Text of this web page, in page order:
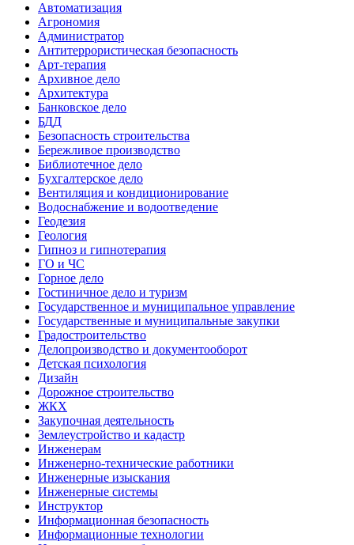
Автоматизация
Агрономия
Администратор
Антитеррористическая безопасность
Арт-терапия
Архивное дело
Архитектура
Банковское дело
БДД
Безопасность строительства
Бережливое производство
Библиотечное дело
Бухгалтерское дело
Вентиляция и кондиционирование
Водоснабжение и водоотведение
Геодезия
Геология
Гипноз и гипнотерапия
ГО и ЧС
Горное дело
Гостиничное дело и туризм
Государственное и муниципальное управление
Государственные и муниципальные закупки
Градостроительство
Делопроизводство и документооборот
Детская психология
Дизайн
Дорожное строительство
ЖКХ
Закупочная деятельность
Землеустройство и кадастр
Инженерам
Инженерно-технические работники
Инженерные изыскания
Инженерные системы
Инструктор
Информационная безопасность
Информационные технологии